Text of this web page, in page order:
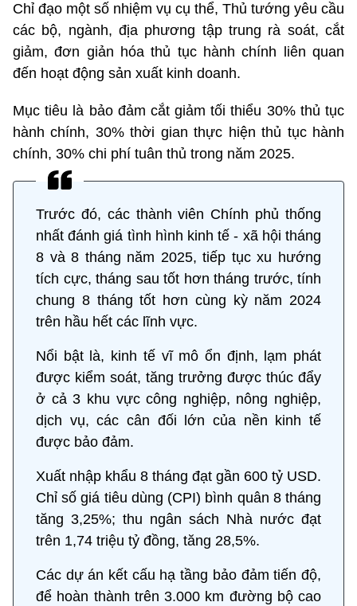
Chỉ đạo một số nhiệm vụ cụ thể, Thủ tướng yêu cầu
các bộ, ngành, địa phương tập trung rà soát, cắt
giảm, đơn giản hóa thủ tục hành chính liên quan
đến hoạt động sản xuất kinh doanh.
Mục tiêu là bảo đảm cắt giảm tối thiểu 30% thủ tục
hành chính, 30% thời gian thực hiện thủ tục hành
chính, 30% chi phí tuân thủ trong năm 2025.
Trước đó, các thành viên Chính phủ thống
nhất đánh giá tình hình kinh tế - xã hội tháng
8 và 8 tháng năm 2025, tiếp tục xu hướng
tích cực, tháng sau tốt hơn tháng trước, tính
chung 8 tháng tốt hơn cùng kỳ năm 2024
trên hầu hết các lĩnh vực.
Nổi bật là, kinh tế vĩ mô ổn định, lạm phát
được kiểm soát, tăng trưởng được thúc đẩy
ở cả 3 khu vực công nghiệp, nông nghiệp,
dịch vụ, các cân đối lớn của nền kinh tế
được bảo đảm.
Xuất nhập khẩu 8 tháng đạt gần 600 tỷ USD.
Chỉ số giá tiêu dùng (CPI) bình quân 8 tháng
tăng 3,25%; thu ngân sách Nhà nước đạt
trên 1,74 triệu tỷ đồng, tăng 28,5%.
Các dự án kết cấu hạ tầng bảo đảm tiến độ,
để hoàn thành trên 3.000 km đường bộ cao